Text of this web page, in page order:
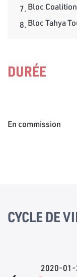
7.Bloc
8.Bloc Tahya
DURÉE
En commission
CYCLE DE
2020-01-